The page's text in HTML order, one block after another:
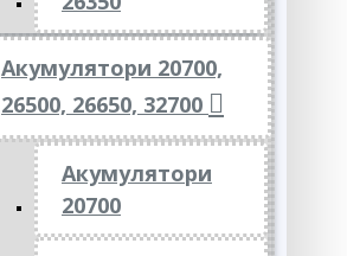
Акумулятори 20700,
26500, 26650, 32700
Акумулятори
20700